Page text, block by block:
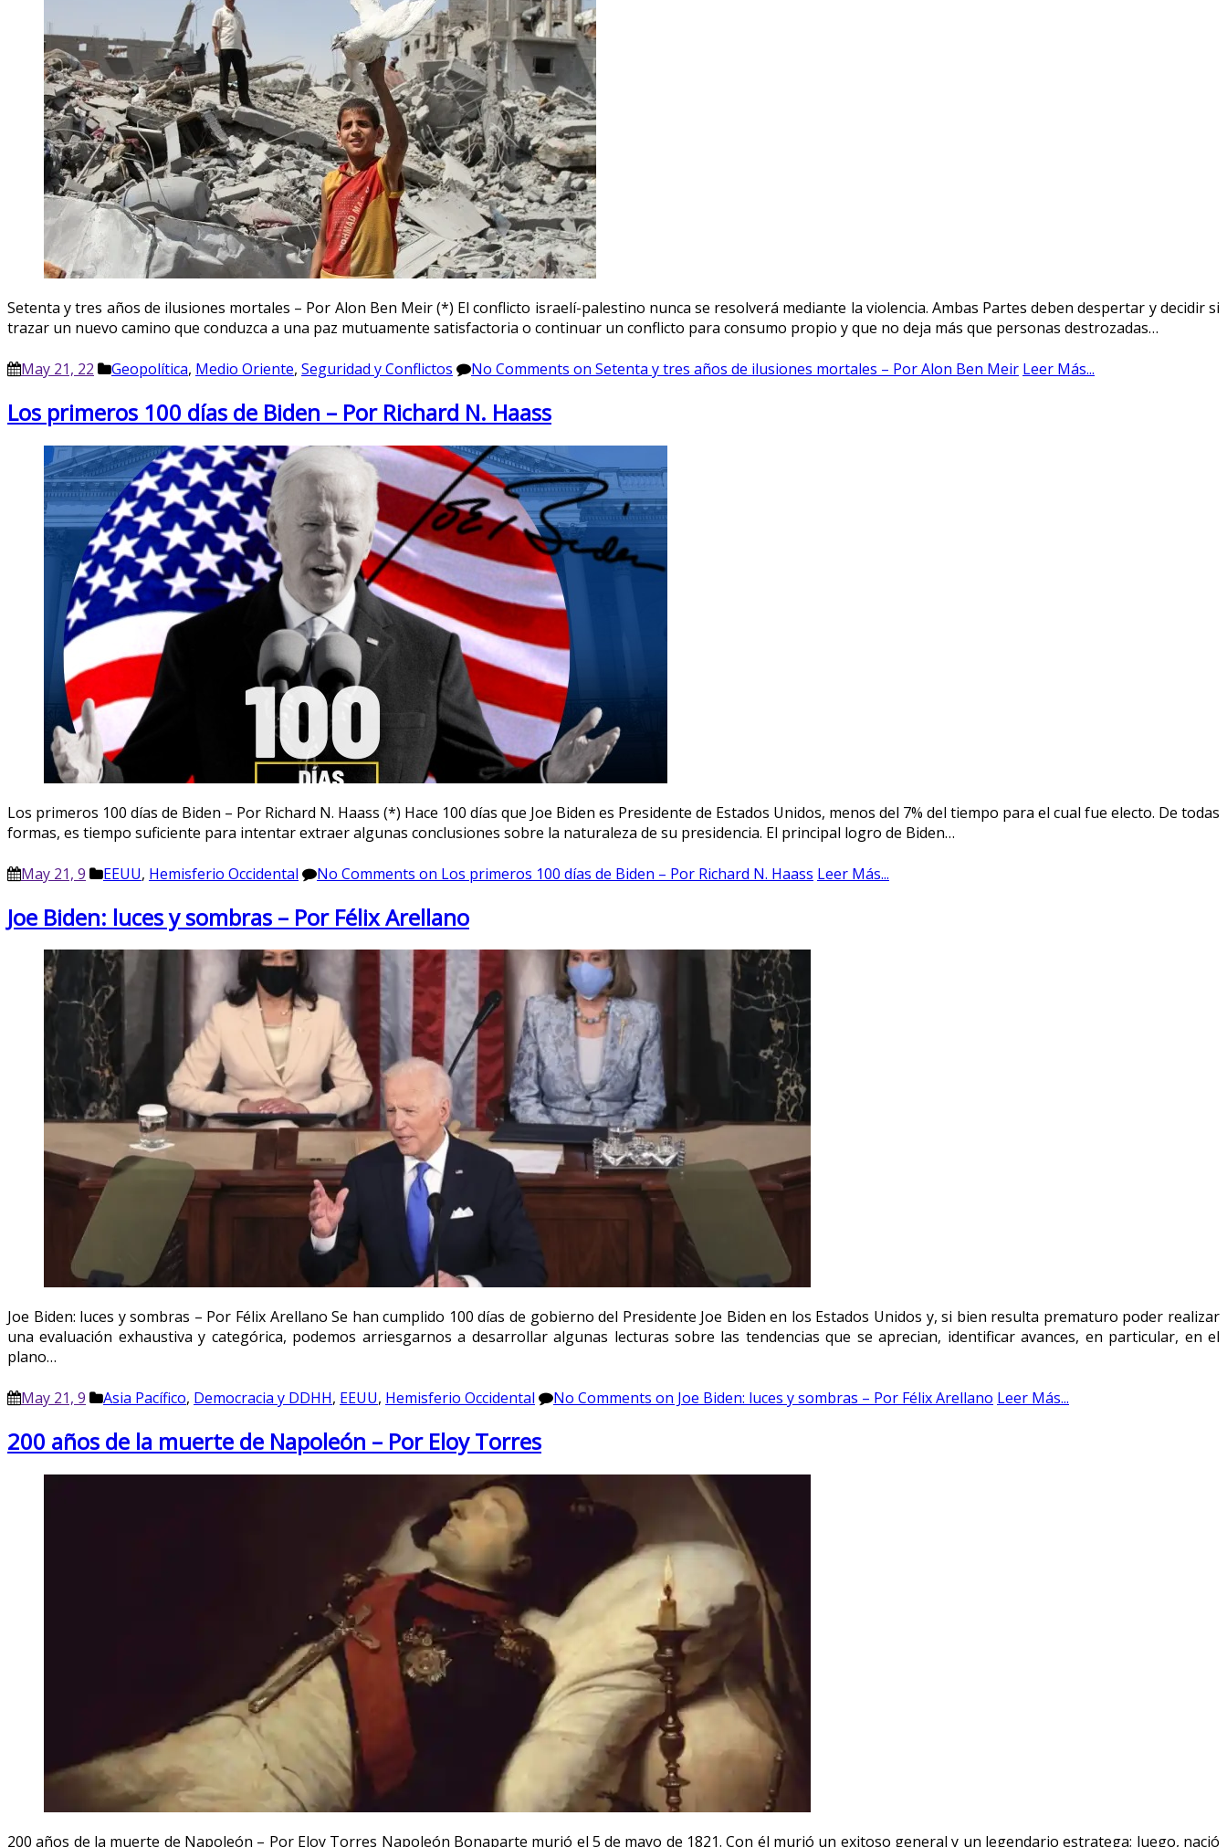
Setenta y tres años de ilusiones mortales – Por Alon Ben Meir (*) El conflicto israelí-palestino nunca se resolverá mediante la violencia. Ambas Partes deben despertar y decidir si
trazar un nuevo camino que conduzca a una paz mutuamente satisfactoria o continuar un conflicto para consumo propio y que no deja más que personas destrozadas…
May 21, 22 Geopolítica, Medio Oriente, Seguridad y Conflictos No Comments on Setenta y tres años de ilusiones mortales – Por Alon Ben Meir Leer Más...
Los primeros 100 días de Biden – Por Richard N. Haass
Los primeros 100 días de Biden – Por Richard N. Haass (*) Hace 100 días que Joe Biden es Presidente de Estados Unidos, menos del 7% del tiempo para el cual fue electo. De todas
formas, es tiempo suficiente para intentar extraer algunas conclusiones sobre la naturaleza de su presidencia. El principal logro de Biden…
May 21, 9 EEUU, Hemisferio Occidental No Comments on Los primeros 100 días de Biden – Por Richard N. Haass Leer Más...
Joe Biden: luces y sombras – Por Félix Arellano
Joe Biden: luces y sombras – Por Félix Arellano Se han cumplido 100 días de gobierno del Presidente Joe Biden en los Estados Unidos y, si bien resulta prematuro poder realizar
una evaluación exhaustiva y categórica, podemos arriesgarnos a desarrollar algunas lecturas sobre las tendencias que se aprecian, identificar avances, en particular, en el
plano…
May 21, 9 Asia Pacífico, Democracia y DDHH, EEUU, Hemisferio Occidental No Comments on Joe Biden: luces y sombras – Por Félix Arellano Leer Más...
200 años de la muerte de Napoleón – Por Eloy Torres
200 años de la muerte de Napoleón – Por Eloy Torres Napoleón Bonaparte murió el 5 de mayo de 1821. Con él murió un exitoso general y un legendario estratega; luego, nació